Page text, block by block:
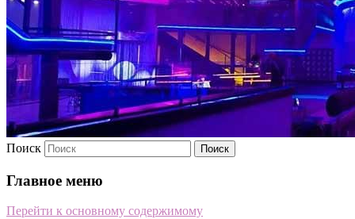
Поиск
Главное меню
Перейти к основному содержимому